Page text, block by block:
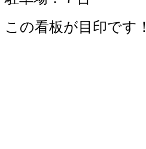
この看板が目印です！